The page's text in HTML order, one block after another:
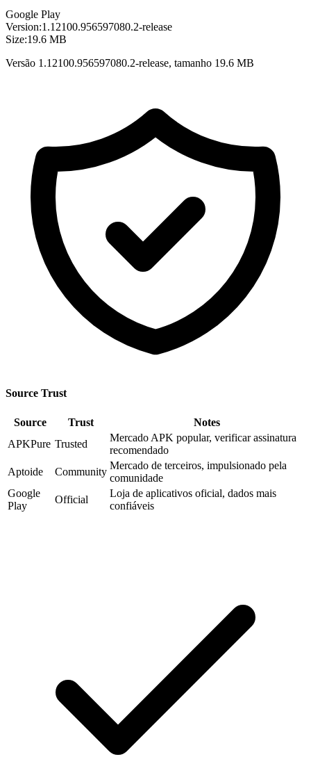
Google Play
Version:1.12100.956597080.2-release
Size:19.6 MB
Versão 1.12100.956597080.2-release, tamanho 19.6 MB
Source Trust
Source Trust
Notes
APKPure Trusted
Mercado APK popular, verificar assinatura
recomendado
Aptoide
Community
Mercado de terceiros, impulsionado pela
comunidade
Google
Play
Official
Loja de aplicativos oficial, dados mais
confiáveis